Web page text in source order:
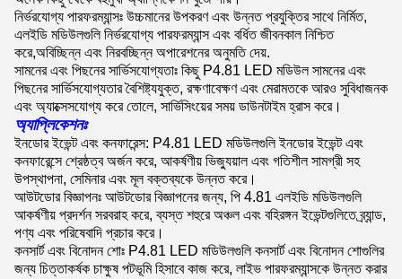
নির্ভরযোগ্য পারফরম্যান্সঃ উচ্চমানের উপকরণ এবং উন্নত প্রযুক্তির সাথে নির্মিত,
এলইডি মডিউলগুলি নির্ভরযোগ্য পারফরম্যান্স এবং বর্ধিত জীবনকাল নিশ্চিত
করে,অবিচ্ছিন্ন এবং নিরবচ্ছিন্ন অপারেশনের অনুমতি দেয়.
সামনের এবং পিছনের সার্ভিসযোগ্যতাঃ কিছু P4.81 LED মডিউল সামনের এবং
পিছনের সার্ভিসযোগ্যতার বৈশিষ্ট্যযুক্ত, রক্ষণাবেক্ষণ এবং মেরামতকে আরও সুবিধাজনক
এবং অ্যাক্সেসযোগ্য করে তোলে, সার্ভিসিংয়ের সময় ডাউনটাইম হ্রাস করে।
অ্যাপ্লিকেশনঃ
ইনডোর ইভেন্ট এবং কনফারেন্স: P4.81 LED মডিউলগুলি ইনডোর ইভেন্ট এবং
কনফারেন্সে শ্রেষ্ঠত্ব অর্জন করে, আকর্ষণীয় ভিজ্যুয়াল এবং গতিশীল সামগ্রী সহ
উপস্থাপনা, সেমিনার এবং মূল বক্তব্যকে উন্নত করে।
আউটডোর বিজ্ঞাপনঃ আউটডোর বিজ্ঞাপনের জন্য, পি 4.81 এলইডি মডিউলগুলি
আকর্ষণীয় প্রদর্শন সরবরাহ করে, ব্যস্ত শহুরে অঞ্চল এবং বহিরঙ্গন ইভেন্টগুলিতে ব্র্যান্ড,
পণ্য এবং পরিষেবাদি প্রচার করে।
কনসার্ট এবং বিনোদন শোঃ P4.81 LED মডিউলগুলি কনসার্ট এবং বিনোদন শোগুলির
জন্য চিত্তাকর্ষক চাক্ষুষ পটভূমি হিসাবে কাজ করে, লাইভ পারফরম্যান্সকে উন্নত করার